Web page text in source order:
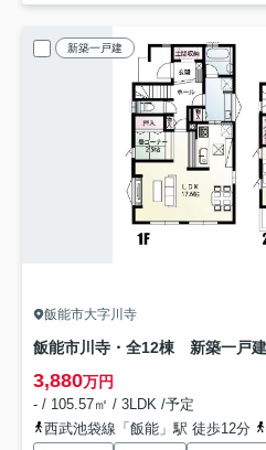
新築一戸建
飯能市大字川寺
3,880万円
- / 105.57㎡ / 3LDK /予定
西武池袋線「飯能」駅 徒歩12分